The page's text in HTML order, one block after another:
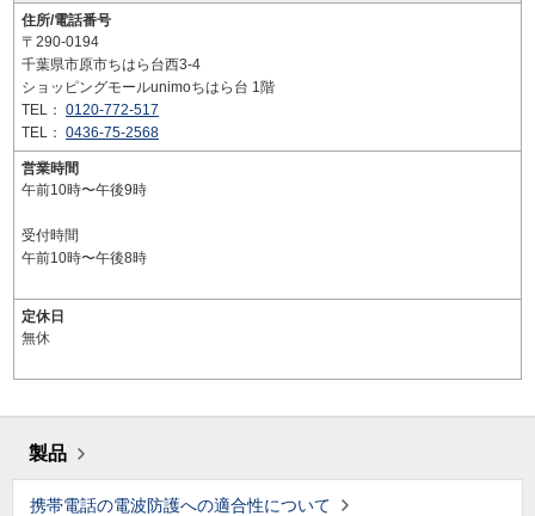
住所/電話番号
〒290-0194
千葉県市原市ちはら台西3-4
ショッピングモールunimoちはら台 1階
TEL： 0120-772-517
TEL： 0436-75-2568
営業時間
午前10時〜午後9時
受付時間
午前10時〜午後8時
定休日
無休
製品
携帯電話の電波防護への適合性について